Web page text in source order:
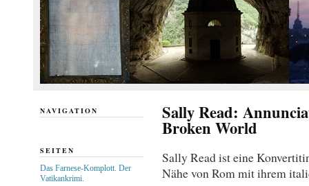
Sally Read:
Broken World
Sally Read ist eine
Nähe von Rom mit ihrem
NAVIGATION
SEITEN
Das Farnese-Komplott. Der
Vatikankrimi.